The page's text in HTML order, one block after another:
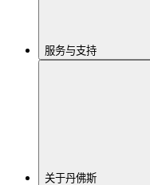
服务与支持
关于丹佛斯